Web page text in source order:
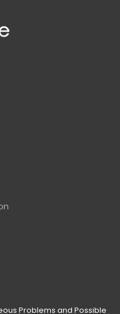
Problems and Possible